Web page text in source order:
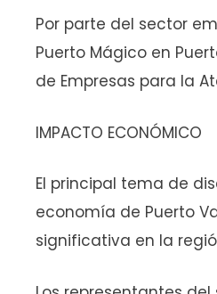
Por parte del sector
Puerto Mágico en
de Empresas para la
IMPACTO ECONÓMICO
El principal tema de
economía de Puerto
significativa en la